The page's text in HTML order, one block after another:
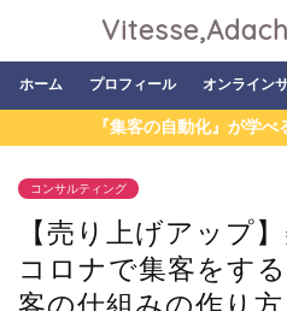
ホーム プロフィール オンライン
『集客の自動化』が学べ
コンサルティング
【売り上げアップ
コロナで集客をす